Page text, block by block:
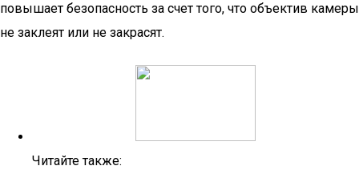
повышает безопасность за счет того, что объектив камеры
не заклеят или не закрасят.
Читайте также: